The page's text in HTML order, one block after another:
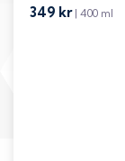
349 kr| 400 ml